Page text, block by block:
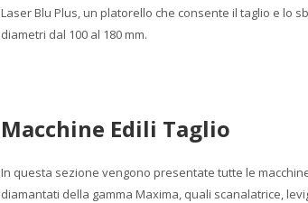
Laser Blu Plus, un platorello che consente il taglio e lo
diametri dal 100 al 180 mm.
Macchine Edili Taglio
In questa sezione vengono presentate tutte le
diamantati della gamma Maxima, quali scanalatrice,